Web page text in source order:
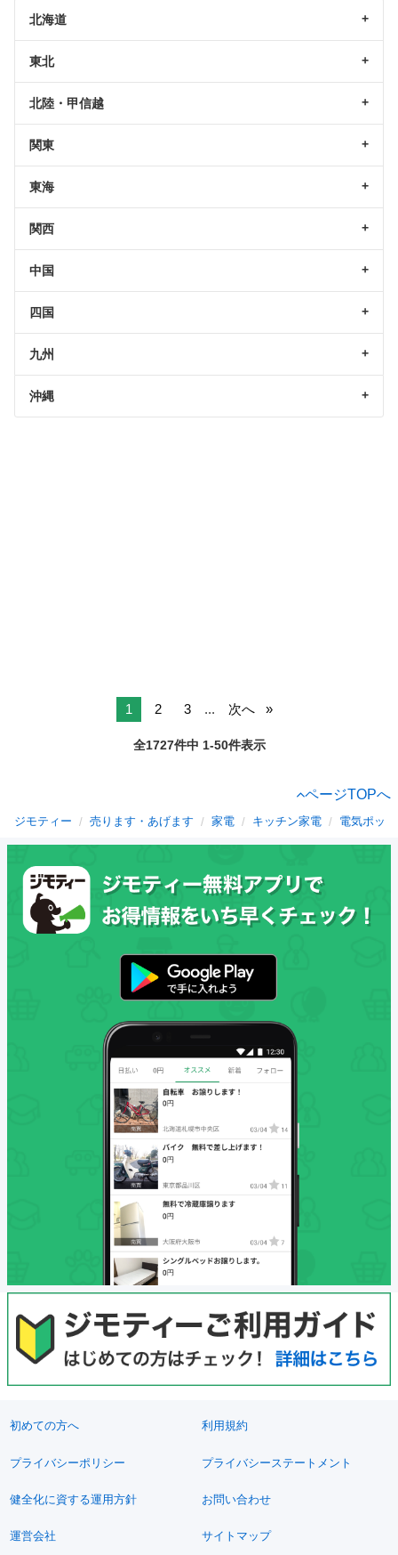
北海道
東北
北陸・甲信越
関東
東海
関西
中国
四国
九州
沖縄
1 2 3 ... 次へ
全1727件中 1-50件表示
ページTOPへ
ジモティー 売ります・あげます 家電 キッチン家電 電気ポット
初めての方へ 利用規約
プライバシーポリシー プライバシーステートメント
健全化に資する運用方針 お問い合わせ
運営会社 サイトマップ